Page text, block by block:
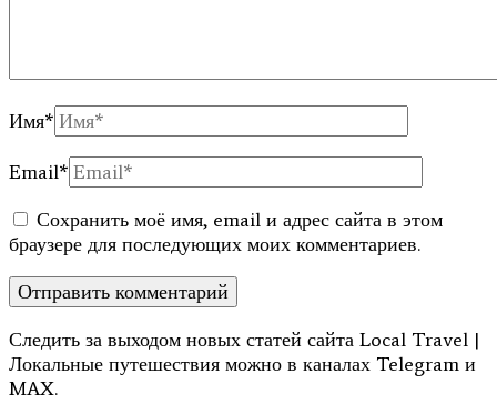
Имя*
Email*
Сохранить моё имя, email и адрес сайта в этом
браузере для последующих моих комментариев.
Следить за выходом новых статей сайта Local Travel |
Локальные путешествия можно в каналах Telegram и
MAX.